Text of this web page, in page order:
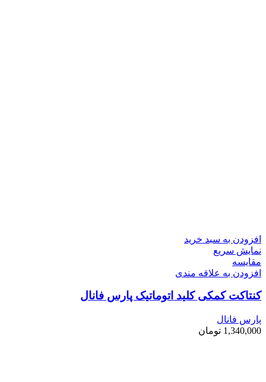
افزودن به سبد خرید
نمایش سریع
مقايسه
افزودن به علاقه مندی
کنتاکت کمکی کلید اتوماتیک پارس فانال
پارس فانال
1,340,000 تومان